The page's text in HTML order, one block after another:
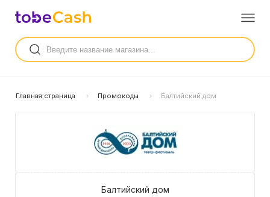
Главная страница Промокоды Балтийский дом
Балтийский дом